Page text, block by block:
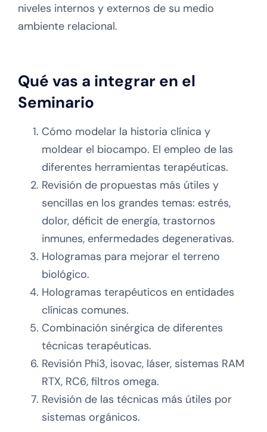
niveles internos y externos de su medio
ambiente relacional.
Qué vas a integrar en el
Seminario
Cómo modelar la historia clínica y
moldear el biocampo. El empleo de las
diferentes herramientas terapéuticas.
Revisión de propuestas más útiles y
sencillas en los grandes temas: estrés,
dolor, déficit de energía, trastornos
inmunes, enfermedades degenerativas.
Hologramas para mejorar el terreno
biológico.
Hologramas terapéuticos en entidades
clínicas comunes.
Combinación sinérgica de diferentes
técnicas terapéuticas.
Revisión Phi3, isovac, láser, sistemas RAM
RTX, RC6, filtros omega.
Revisión de las técnicas más útiles por
sistemas orgánicos.